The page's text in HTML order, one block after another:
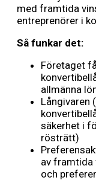
med framtida
entreprenörer i
Så funkar det:
Företaget
allmänna
Långivaren
säkerhet i
rösträtt)
av
och